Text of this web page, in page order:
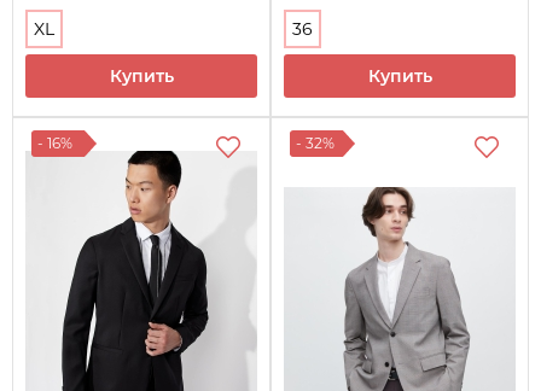
XL
Купить
36
Купить
- 16% - 32%